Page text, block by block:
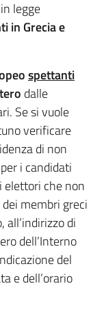
legge
in Grecia e
spettanti
dalle
Se si vuole
verificare
di non
i candidati
elettori che non
membri greci
all’indirizzo di
dell’Interno
del
e dell’orario